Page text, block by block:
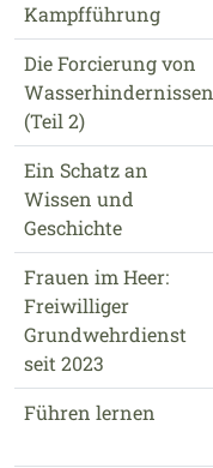
Kampfführung
Die Forcierung von
Wasserhindernissen
(Teil 2)
Ein Schatz an
Wissen und
Geschichte
Frauen im Heer:
Freiwilliger
Grundwehrdienst
seit 2023
Führen lernen